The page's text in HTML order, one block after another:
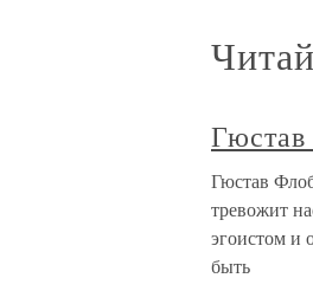
Гюстав
тревожит
эгоистом и
быть